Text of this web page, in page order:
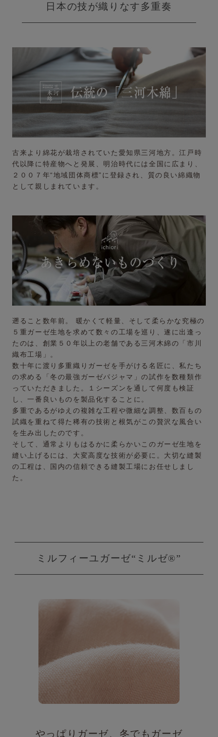
日本の技が織りなす多重奏
古来より綿花が栽培されていた愛知県三河地方。江戸時
代以降に特産物へと発展、明治時代には全国に広まり、
２００７年“地域団体商標”に登録され、質の良い綿織物
として親しまれています。
遡ること数年前。 暖かくて軽量、そして柔らかな究極の
５重ガーゼ生地を求めて数々の工場を巡り、遂に出逢っ
たのは、創業５０年以上の老舗である三河木綿の「市川
織布工場」。
数十年に渡り多重織りガーゼを手がける名匠に、私たち
の求める「冬の最強ガーゼパジャマ」の試作を数種類作
っていただきました。１シーズンを通して何度も検証
し、一番良いものを製品化することに。
多重であるがゆえの複雑な工程や微細な調整、数百もの
試織を重ねて得た稀有の技術と根気がこの贅沢な風合い
を生み出したのです。
そして、通常よりもはるかに柔らかいこのガーゼ生地を
縫い上げるには、大変高度な技術が必要に。 大切な縫製
の工程は、国内の信頼できる縫製工場にお任せしまし
た。
ミルフィーユガーゼ“ミルゼ®”
やっぱりガーゼ、冬でもガーゼ